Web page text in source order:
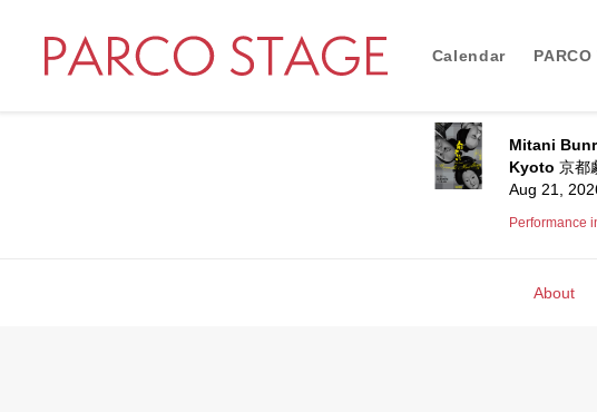
Calendar
Mitani
Kyoto 京都
Aug 21,
Performance
About